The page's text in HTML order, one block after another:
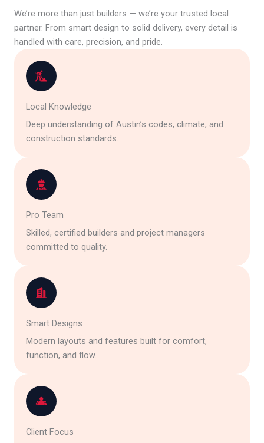
Local Knowledge
Deep understanding of Austin’s codes, climate, and
construction standards.
Pro Team
Skilled, certified builders and project managers
committed to quality.
Smart Designs
Modern layouts and features built for comfort,
function, and flow.
Client Focus
We’re more than just builders — we’re your trusted local
partner. From smart design to solid delivery, every detail is
handled with care, precision, and pride.